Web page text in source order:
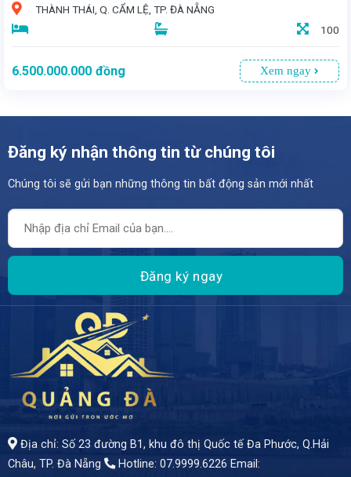
THÀNH THÁI, Q. CẨM LỆ, TP. ĐÀ NẴNG
100
6.500.000.000 đồng Xem ngay
Đăng ký nhận thông tin từ chúng tôi
Chúng tôi sẽ gửi bạn những thông tin bất động sản mới nhất
Địa chỉ: Số 23 đường B1, khu đô thị Quốc tế Đa Phước, Q.Hải
Châu, TP. Đà Nẵng
Hotline: 07.9999.6226 Email: